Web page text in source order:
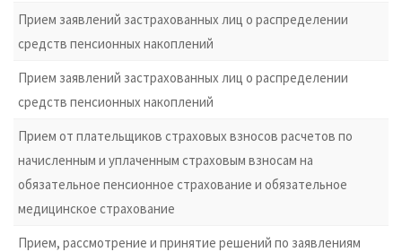
Прием заявлений застрахованных лиц о распределении
средств пенсионных накоплений
Прием заявлений застрахованных лиц о распределении
средств пенсионных накоплений
Прием от плательщиков страховых взносов расчетов по
начисленным и уплаченным страховым взносам на
обязательное пенсионное страхование и обязательное
медицинское страхование
Прием, рассмотрение и принятие решений по заявлениям